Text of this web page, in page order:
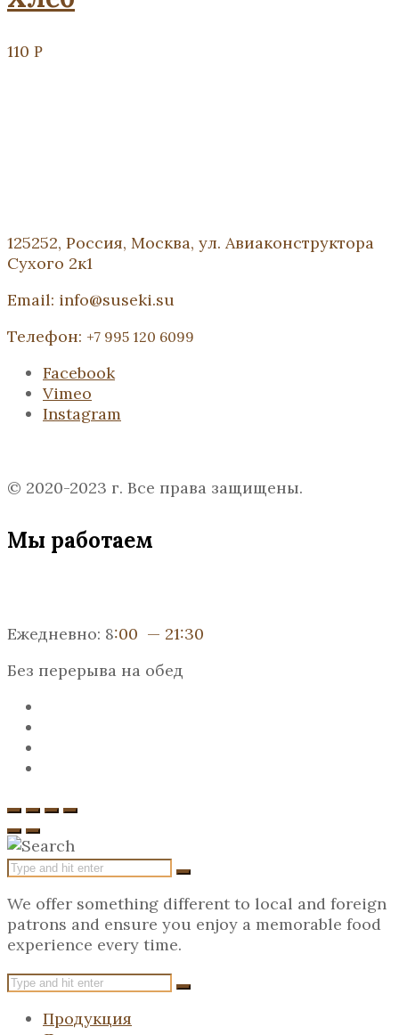
110 Р
125252, Россия, Москва, ул. Авиаконструктора
Сухого 2к1
Email: info@suseki.su
Телефон: +7 995 120 6099
Facebook
Vimeo
Instagram
© 2020-2023 г. Все права защищены.
Мы работаем
Ежедневно: 8:00 — 21:30
Без перерыва на обед
We offer something different to local and foreign
patrons and ensure you enjoy a memorable food
experience every time.
Продукция